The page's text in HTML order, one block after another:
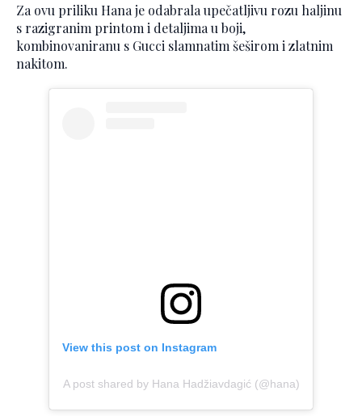
Za ovu priliku Hana je odabrala upečatljivu rozu haljinu
s razigranim printom i detaljima u boji,
kombinovaniranu s Gucci slamnatim šeširom i zlatnim
nakitom.
View this post on Instagram
A post shared by Hana Hadžiavdagić (@hana)